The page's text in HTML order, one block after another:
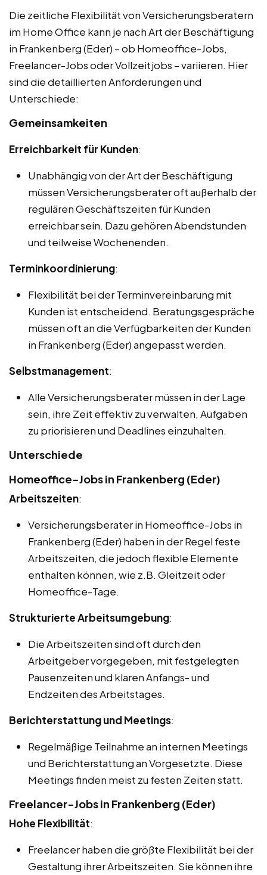
Die zeitliche Flexibilität von Versicherungsberatern
im Home Office kann je nach Art der Beschäftigung
in Frankenberg (Eder) – ob Homeoffice-Jobs,
Freelancer-Jobs oder Vollzeitjobs – variieren. Hier
sind die detaillierten Anforderungen und
Unterschiede:
Gemeinsamkeiten
Erreichbarkeit für Kunden:
Unabhängig von der Art der Beschäftigung
müssen Versicherungsberater oft außerhalb der
regulären Geschäftszeiten für Kunden
erreichbar sein. Dazu gehören Abendstunden
und teilweise Wochenenden.
Terminkoordinierung:
Flexibilität bei der Terminvereinbarung mit
Kunden ist entscheidend. Beratungsgespräche
müssen oft an die Verfügbarkeiten der Kunden
in Frankenberg (Eder) angepasst werden.
Selbstmanagement:
Alle Versicherungsberater müssen in der Lage
sein, ihre Zeit effektiv zu verwalten, Aufgaben
zu priorisieren und Deadlines einzuhalten.
Unterschiede
Homeoffice-Jobs in Frankenberg (Eder)
Arbeitszeiten:
Versicherungsberater in Homeoffice-Jobs in
Frankenberg (Eder) haben in der Regel feste
Arbeitszeiten, die jedoch flexible Elemente
enthalten können, wie z.B. Gleitzeit oder
Homeoffice-Tage.
Strukturierte Arbeitsumgebung:
Die Arbeitszeiten sind oft durch den
Arbeitgeber vorgegeben, mit festgelegten
Pausenzeiten und klaren Anfangs- und
Endzeiten des Arbeitstages.
Berichterstattung und Meetings:
Regelmäßige Teilnahme an internen Meetings
und Berichterstattung an Vorgesetzte. Diese
Meetings finden meist zu festen Zeiten statt.
Freelancer-Jobs in Frankenberg (Eder)
Hohe Flexibilität:
Freelancer haben die größte Flexibilität bei der
Gestaltung ihrer Arbeitszeiten. Sie können ihre